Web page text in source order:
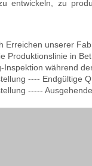
entwickeln, zu
Erreichen unserer
Produktionslinie in
während
---- Endgültige
-----